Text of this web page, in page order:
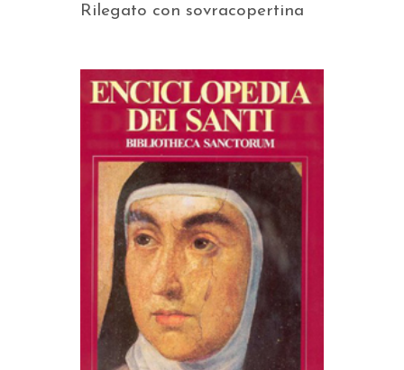
Rilegato con sovracopertina
AGGIUNGI AL CARRELLO